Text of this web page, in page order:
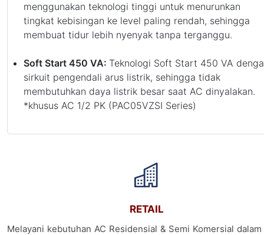
menggunakan teknologi tinggi untuk menurunkan
tingkat kebisingan ke level paling rendah, sehingga
membuat tidur lebih nyenyak tanpa terganggu.
Soft Start 450 VA: Teknologi Soft Start 450 VA
sirkuit pengendali arus listrik, sehingga tidak
membutuhkan daya listrik besar saat AC dinyalakan.
*khusus AC 1/2 PK (PAC05VZSI Series)
RETAIL
Melayani kebutuhan AC Residensial & Semi Komersial dalam